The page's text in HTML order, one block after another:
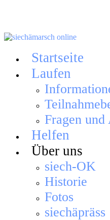
Startseite
Laufen
Fragen
Helfen
Über uns
siech-OK
Historie
Fotos
siechäpräss